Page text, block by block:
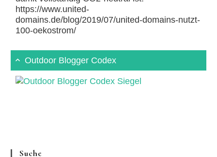
https://www.united-
domains.de/blog/2019/07/united-domains-nutzt-
100-oekostrom/
Outdoor Blogger Codex
Suche